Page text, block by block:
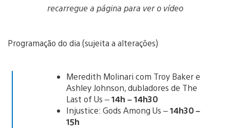
recarregue a página para ver o vídeo
Programação do dia (sujeita a alterações)
Meredith Molinari com Troy Baker e
Ashley Johnson, dubladores de The
Last of Us –14h – 14h30
Injustice: Gods Among Us –14h30 –
15h